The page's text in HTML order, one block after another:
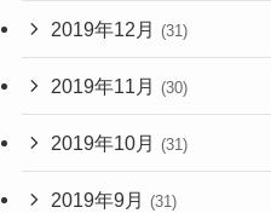
2019年12月 (31)
2019年11月 (30)
2019年10月 (31)
2019年9月 (31)